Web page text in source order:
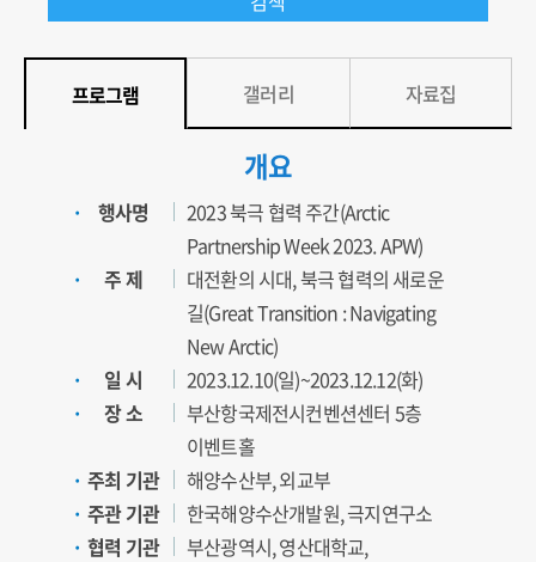
프로그램 갤러리 자료집
개요
행사명
2023 북극 협력 주간(Arctic
Partnership Week 2023. APW)
주 제
대전환의 시대, 북극 협력의 새로운
길(Great Transition : Navigating
New Arctic)
일 시
2023.12.10(일)~2023.12.12(화)
장 소
부산항국제전시컨벤션센터 5층
이벤트홀
주최 기관
해양수산부, 외교부
주관 기관
한국해양수산개발원, 극지연구소
협력 기관
부산광역시, 영산대학교,